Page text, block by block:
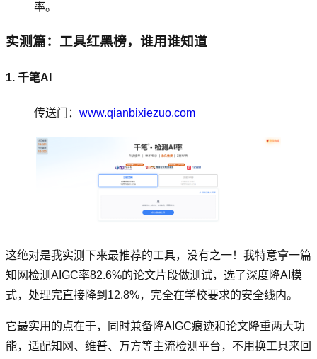
率。
实测篇：工具红黑榜，谁用谁知道
1. 千笔AI
传送门： www.qianbixiezuo.com
这绝对是我实测下来最推荐的工具，没有之一！我特意拿一篇
知网检测AIGC率82.6%的论文片段做测试，选了深度降AI模
式，处理完直接降到12.8%，完全在学校要求的安全线内。
它最实用的点在于，同时兼备降AIGC痕迹和论文降重两大功
能，适配知网、维普、万方等主流检测平台，不用换工具来回